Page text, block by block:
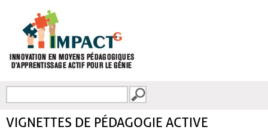
FORMULAIRE DE
VIGNETTES DE PÉDAGOGIE ACTIVE